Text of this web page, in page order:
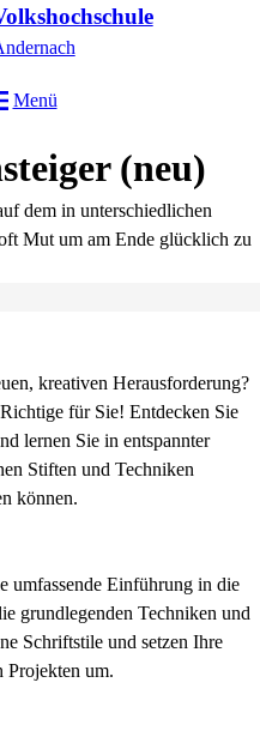
Menü
neu
kreativen Herausforderung?
für Sie! Entdecken Sie
lernen Sie in entspannter
Stiften und Techniken
können.
umfassende Einführung in die
grundlegenden Techniken und
Schriftstile und setzen Ihre
Projekten um.